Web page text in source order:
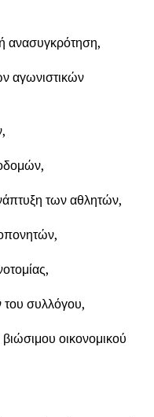
ανασυγκρότηση,
αγωνιστικών
των αθλητών,
συλλόγου,
οικονομικού